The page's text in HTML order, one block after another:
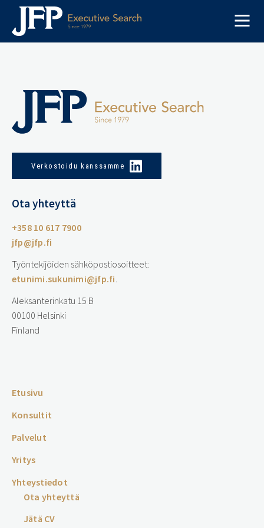
Skip
content
Verkostoidu kanssamme
Ota yhteyttä
+358 10 617 7900
jfp@jfp.fi
Työntekijöiden sähköpostiosoitteet:
etunimi.sukunimi@jfp.fi.
Aleksanterinkatu 15 B
00100 Helsinki
Finland
Etusivu
Konsultit
Palvelut
Yritys
Yhteystiedot
Ota yhteyttä
Jätä CV